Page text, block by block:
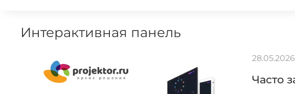
интерактивная панель
Часто
28.05.2026